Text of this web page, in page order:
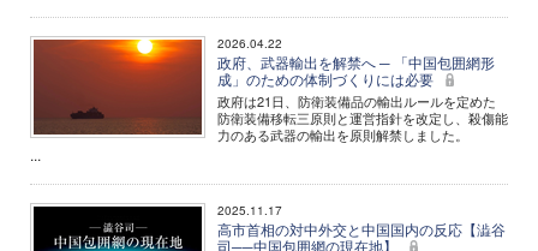
2026.04.22
政府、武器輸出を解禁へ ─ 「中国包囲網形
成」のための体制づくりには必要
政府は21日、防衛装備品の輸出ルールを定めた
防衛装備移転三原則と運営指針を改定し、殺傷能
力のある武器の輸出を原則解禁しました。
...
2025.11.17
高市首相の対中外交と中国国内の反応【澁谷
司──中国包囲網の現在地】